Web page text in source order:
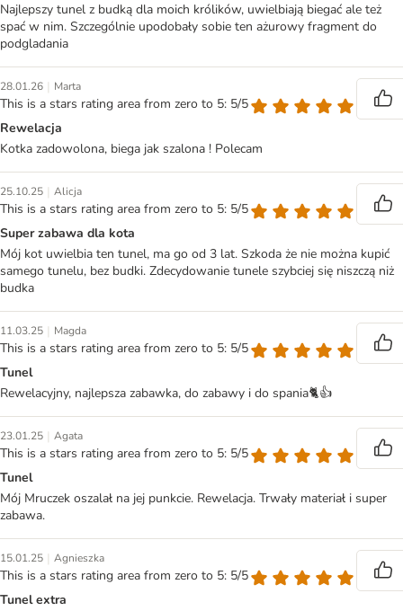
Najlepszy tunel z budką dla moich królików, uwielbiają biegać ale też
spać w nim. Szczególnie upodobały sobie ten ażurowy fragment do
podgladania
28.01.26 | Marta
This is a stars rating area from zero to 5: 5/5
Rewelacja
Kotka zadowolona, biega jak szalona ! Polecam
25.10.25 | Alicja
This is a stars rating area from zero to 5: 5/5
Super zabawa dla kota
Mój kot uwielbia ten tunel, ma go od 3 lat. Szkoda że nie można kupić
samego tunelu, bez budki. Zdecydowanie tunele szybciej się niszczą niż
budka
11.03.25 | Magda
This is a stars rating area from zero to 5: 5/5
Tunel
Rewelacyjny, najlepsza zabawka, do zabawy i do spania🐈👍
23.01.25 | Agata
This is a stars rating area from zero to 5: 5/5
Tunel
Mój Mruczek oszalał na jej punkcie. Rewelacja. Trwały materiał i super
zabawa.
15.01.25 | Agnieszka
This is a stars rating area from zero to 5: 5/5
Tunel extra